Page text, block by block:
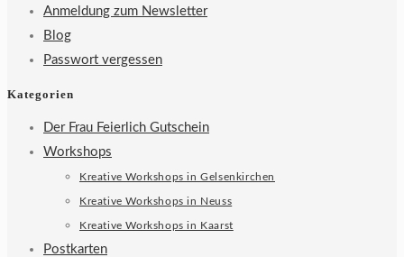
Anmeldung zum Newsletter
Blog
Passwort vergessen
Kategorien
Der Frau Feierlich Gutschein
Workshops
Kreative Workshops in Gelsenkirchen
Kreative Workshops in Neuss
Kreative Workshops in Kaarst
Postkarten